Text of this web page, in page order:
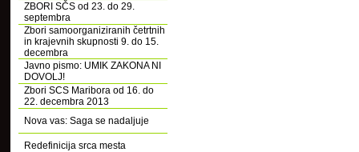
ZBORI SČS od 23. do 29.
septembra
Zbori samoorganiziranih četrtnih
in krajevnih skupnosti 9. do 15.
decembra
Javno pismo: UMIK ZAKONA NI
DOVOLJ!
Zbori SCS Maribora od 16. do
22. decembra 2013
Nova vas: Saga se nadaljuje
Redefinicija srca mesta